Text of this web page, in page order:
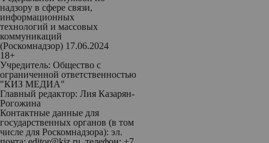
надзору в сфере связи,
информационных
технологий и массовых
коммуникаций
(Роскомнадзор) 17.06.2024
18+
Учредитель: Общество с
ограниченной ответственностью
"КИЗ МЕДИА"
Главный редактор: Лия Казарян-
Рогожина
Контактные данные для
государственных органов (в том
числе для Роскомнадзора): эл.